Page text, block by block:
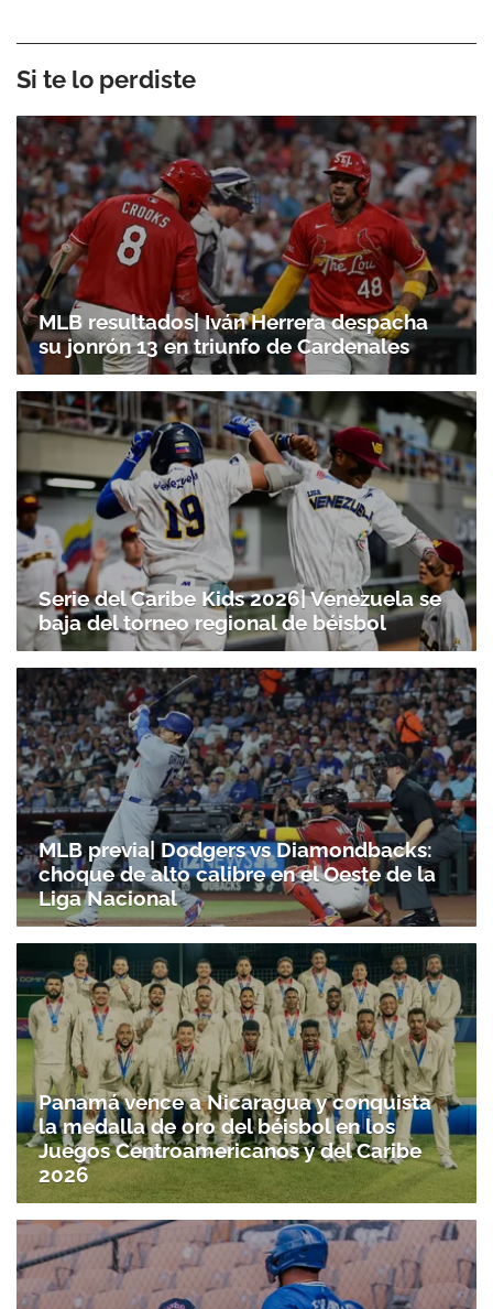
Si te lo perdiste
MLB resultados| Iván Herrera despacha
su jonrón 13 en triunfo de Cardenales
Serie del Caribe Kids 2026| Venezuela se
baja del torneo regional de béisbol
MLB previa| Dodgers vs Diamondbacks:
choque de alto calibre en el Oeste de la
Liga Nacional
Panamá vence a Nicaragua y conquista
la medalla de oro del béisbol en los
Juegos Centroamericanos y del Caribe
2026